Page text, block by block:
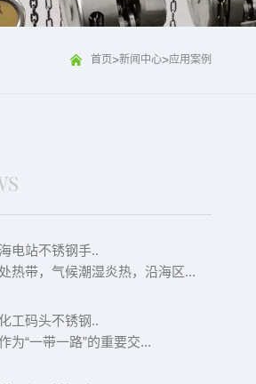
首页>新闻中心>应用案例
电站不锈钢手..
热带，气候潮湿炎热，沿海区...
工码头不锈钢..
为“一带一路”的重要交...